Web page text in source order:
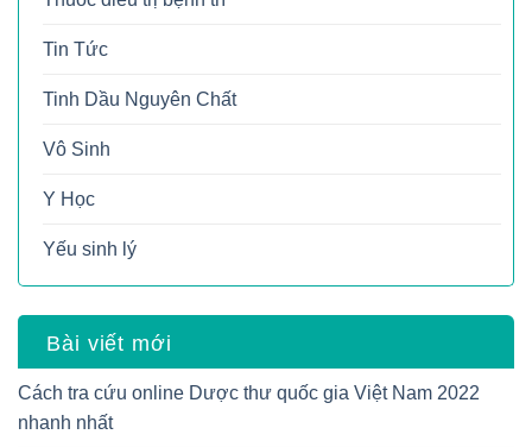
Tin Tức
Tinh Dầu Nguyên Chất
Vô Sinh
Y Học
Yếu sinh lý
Bài viết mới
Cách tra cứu online Dược thư quốc gia Việt Nam 2022
nhanh nhất